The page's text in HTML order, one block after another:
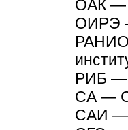
ОАК —
ОИРЭ
РИБ —
СА —
САИ —